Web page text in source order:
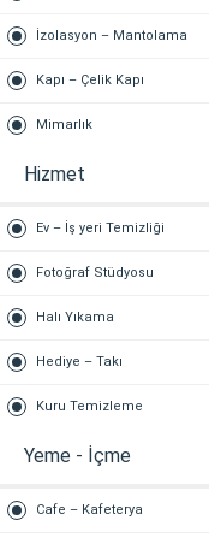
İzolasyon – Mantolama
Kapı – Çelik Kapı
Mimarlık
Hizmet
Ev – İş yeri Temizliği
Fotoğraf Stüdyosu
Halı Yıkama
Hediye – Takı
Kuru Temizleme
Yeme - İçme
Cafe – Kafeterya